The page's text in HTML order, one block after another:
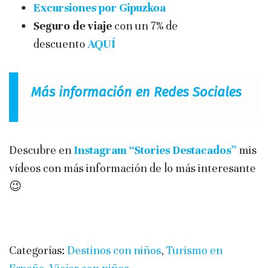
Excursiones por Gipuzkoa
Seguro de viaje con un 7% de
descuentoAQUÍ
Más información en Redes Sociales
Descubre en Instagram “Stories Destacados” mis
vídeos con más información de lo más interesante
😉
Categorías: Destinos con niños, Turismo en